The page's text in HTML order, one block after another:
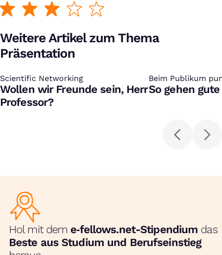
Weitere Artikel zum Thema
Präsentation
Scientific Networking
:
Wollen wir Freunde sein, Herr
Professor?
Beim Publikum
:
So gehen
Hol mit dem e‑fellows.net-Stipendium das
Beste aus Studium und Berufseinstieg